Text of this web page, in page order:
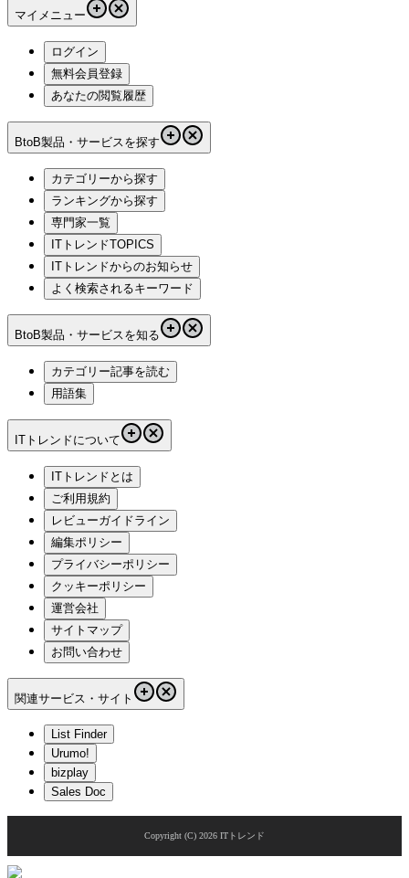
マイメニュー
ログイン
無料会員登録
あなたの閲覧履歴
BtoB製品・サービスを探す
カテゴリーから探す
ランキングから探す
専門家一覧
ITトレンドTOPICS
ITトレンドからのお知らせ
よく検索されるキーワード
BtoB製品・サービスを知る
カテゴリー記事を読む
用語集
ITトレンドについて
ITトレンドとは
ご利用規約
レビューガイドライン
編集ポリシー
プライバシーポリシー
クッキーポリシー
運営会社
サイトマップ
お問い合わせ
関連サービス・サイト
List Finder
Urumo!
bizplay
Sales Doc
Copyright (C) 2026 ITトレンド